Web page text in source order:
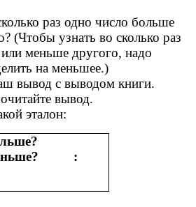
раз одно число больше
(Чтобы узнать во сколько раз
меньше другого, надо
на меньшее.)
вывод с выводом книги.
вывод.
эталон:
меньше? :